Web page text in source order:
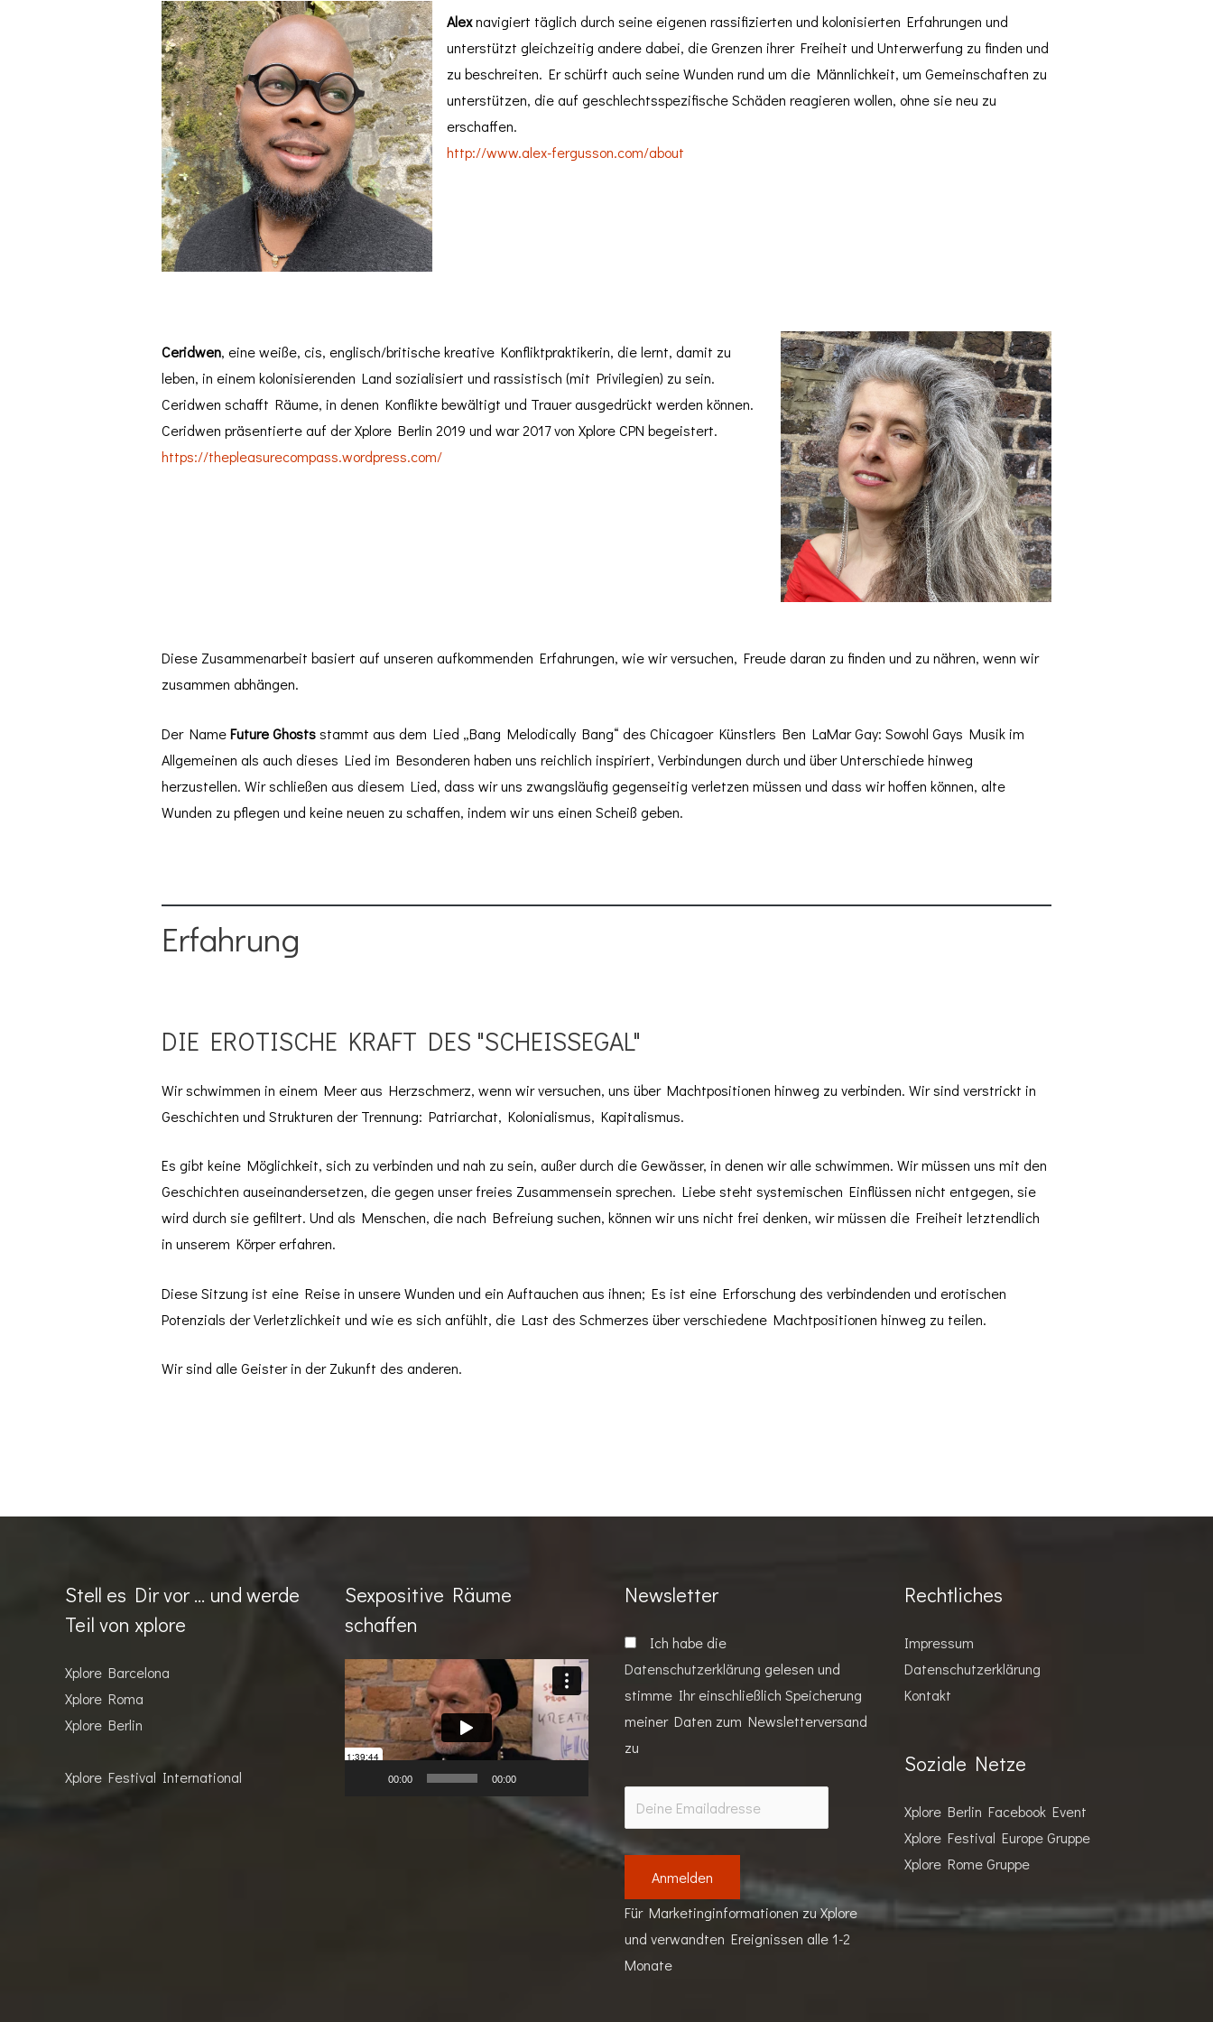
Alexnavigiert täglich durch seine eigenen rassifizierten und kolonisierten Erfahrungen und
unterstützt gleichzeitig andere dabei, die Grenzen ihrer Freiheit und Unterwerfung zu finden und
zu beschreiten. Er schürft auch seine Wunden rund um die Männlichkeit, um Gemeinschaften zu
unterstützen, die auf geschlechtsspezifische Schäden reagieren wollen, ohne sie neu zu
erschaffen.
http://www.alex-fergusson.com/about
Ceridwen, eine weiße, cis, englisch/britische kreative Konfliktpraktikerin, die lernt, damit zu
leben, in einem kolonisierenden Land sozialisiert und rassistisch (mit Privilegien) zu sein.
Ceridwen schafft Räume, in denen Konflikte bewältigt und Trauer ausgedrückt werden können.
Ceridwen präsentierte auf der Xplore Berlin 2019 und war 2017 von Xplore CPN begeistert.
https://thepleasurecompass.wordpress.com/
Diese Zusammenarbeit basiert auf unseren aufkommenden Erfahrungen, wie wir versuchen, Freude daran zu finden und zu nähren, wenn wir
zusammen abhängen.
Der NameFuture Ghostsstammt aus dem Lied „Bang Melodically Bang“ des Chicagoer Künstlers Ben LaMar Gay: Sowohl Gays Musik im
Allgemeinen als auch dieses Lied im Besonderen haben uns reichlich inspiriert, Verbindungen durch und über Unterschiede hinweg
herzustellen. Wir schließen aus diesem Lied, dass wir uns zwangsläufig gegenseitig verletzen müssen und dass wir hoffen können, alte
Wunden zu pflegen und keine neuen zu schaffen, indem wir uns einen Scheiß geben.
Erfahrung
DIE EROTISCHE KRAFT DES "SCHEISSEGAL"
Wir schwimmen in einem Meer aus Herzschmerz, wenn wir versuchen, uns über Machtpositionen hinweg zu verbinden. Wir sind verstrickt in
Geschichten und Strukturen der Trennung: Patriarchat, Kolonialismus, Kapitalismus.
Es gibt keine Möglichkeit, sich zu verbinden und nah zu sein, außer durch die Gewässer, in denen wir alle schwimmen. Wir müssen uns mit den
Geschichten auseinandersetzen, die gegen unser freies Zusammensein sprechen. Liebe steht systemischen Einflüssen nicht entgegen, sie
wird durch sie gefiltert. Und als Menschen, die nach Befreiung suchen, können wir uns nicht frei denken, wir müssen die Freiheit letztendlich
in unserem Körper erfahren.
Diese Sitzung ist eine Reise in unsere Wunden und ein Auftauchen aus ihnen; Es ist eine Erforschung des verbindenden und erotischen
Potenzials der Verletzlichkeit und wie es sich anfühlt, die Last des Schmerzes über verschiedene Machtpositionen hinweg zu teilen.
Wir sind alle Geister in der Zukunft des anderen.
Stell es Dir vor … und werde
Teil von xplore
Xplore Barcelona
Xplore Roma
Xplore Berlin
Xplore Festival International
Sexpositive Räume
schaffen
Video-
Player
00:00 00:00
Newsletter
Ich habe die
Datenschutzerklärung gelesen und
stimme Ihr einschließlich Speicherung
meiner Daten zum Newsletterversand
zu
Für Marketinginformationen zu Xplore
und verwandten Ereignissen alle 1-2
Monate
Rechtliches
Impressum
Datenschutzerklärung
Kontakt
Soziale Netze
Xplore Berlin Facebook Event
Xplore Festival Europe Gruppe
Xplore Rome Gruppe